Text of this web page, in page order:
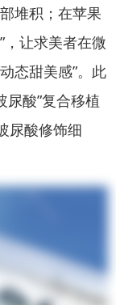
堆积；在苹果
，让求美者在微
态甜美感”。此
尿酸”复合移植
尿酸修饰细